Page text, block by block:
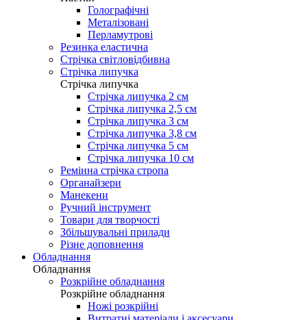
Голографічні
Металізовані
Перламутрові
Резинка еластична
Стрічка світловідбивна
Стрічка липучка
Стрічка липучка
Стрічка липучка 2 см
Стрічка липучка 2,5 см
Стрічка липучка 3 см
Стрічка липучка 3,8 см
Стрічка липучка 5 см
Стрічка липучка 10 см
Ремінна стрічка стропа
Органайзери
Манекени
Ручний інструмент
Товари для творчості
Збільшувальні прилади
Різне доповнення
Обладнання
Обладнання
Розкрійне обладнання
Розкрійне обладнання
Ножі розкрійні